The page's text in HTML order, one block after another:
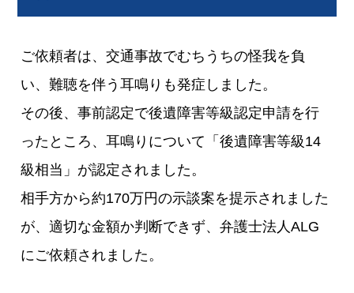
ご依頼者は、交通事故でむちうちの怪我を負
い、難聴を伴う耳鳴りも発症しました。
その後、事前認定で後遺障害等級認定申請を行
ったところ、耳鳴りについて「後遺障害等級14
級相当」が認定されました。
相手方から約170万円の示談案を提示されました
が、適切な金額か判断できず、弁護士法人ALG
にご依頼されました。